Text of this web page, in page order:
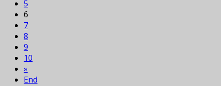
5
6
7
8
9
10
»
End